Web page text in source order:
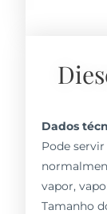
Dados
Pode
vapor,
Tamanho